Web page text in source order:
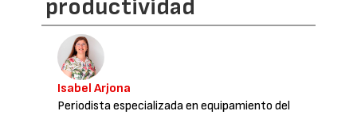
productividad
Isabel Arjona
Periodista especializada en equipamiento del